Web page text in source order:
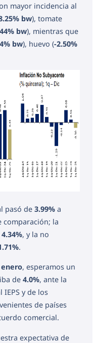
mayor incidencia al
bw), tomate
bw), mientras que
bw), huevo (-2.50%
pasó de 3.99% a
comparación; la
4.34%, y la no
.
, esperamos un
de 4.0%, ante la
y de los
de países
comercial.
expectativa de